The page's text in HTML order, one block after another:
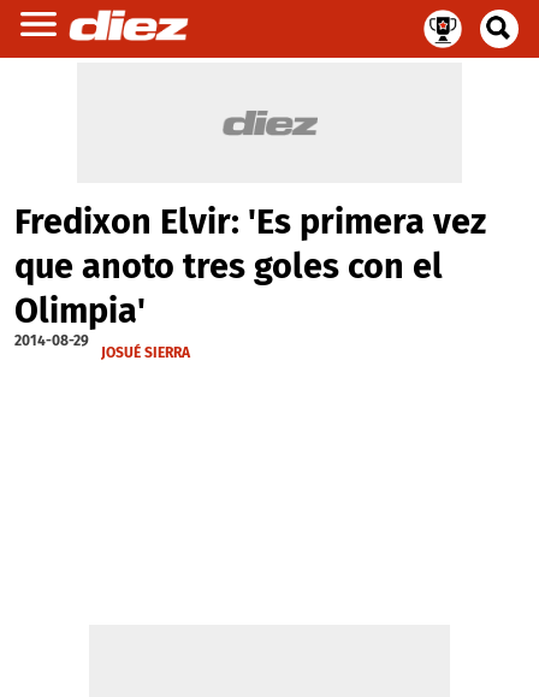
Fredixon Elvir: 'Es primera vez
que anoto tres goles con el
Olimpia'
2014-08-29
JOSUÉ SIERRA